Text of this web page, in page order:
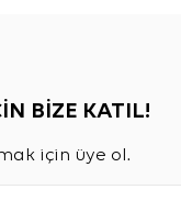
BİZE KATIL!
için üye ol.